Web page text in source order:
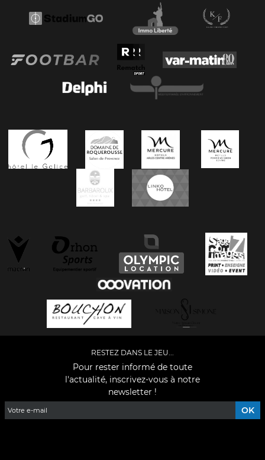
RESTEZ DANS LE JEU...
Pour rester informé de toute
l'actualité, inscrivez-vous à notre
newsletter !